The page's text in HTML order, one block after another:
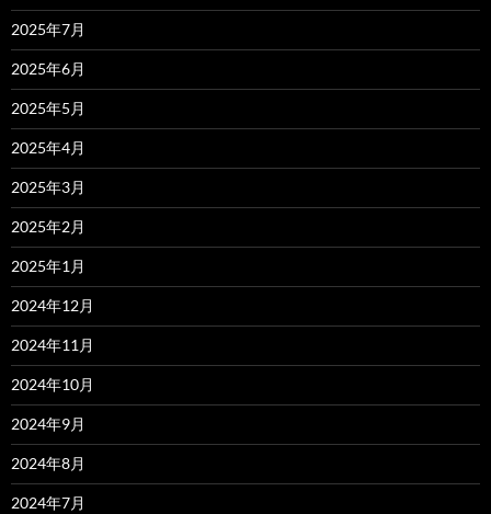
2025年7月
2025年6月
2025年5月
2025年4月
2025年3月
2025年2月
2025年1月
2024年12月
2024年11月
2024年10月
2024年9月
2024年8月
2024年7月